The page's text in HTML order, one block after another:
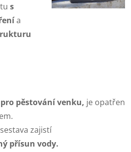
s
a
pěstování venku, je opatřen
zajistí
přísun vody.